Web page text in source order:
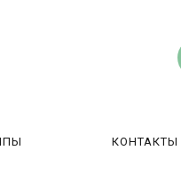
КОНТАКТЫ